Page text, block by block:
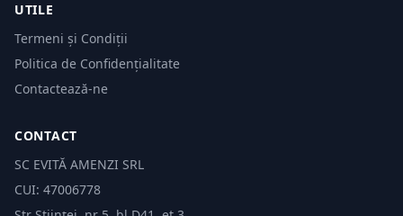
UTILE
Termeni și Condiții
Politica de Confidențialitate
Contactează-ne
CONTACT
SC EVITĂ AMENZI SRL
CUI: 47006778